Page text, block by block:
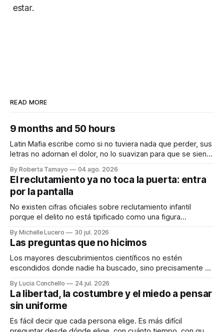
estar.
READ MORE
9 months and 50 hours
Latin Mafia escribe como si no tuviera nada que perder, sus
letras no adornan el dolor, no lo suavizan para que se sienta
Audiocolumna0:00/231.241× Hay proyectos que se
anuncian con meses de anticipación, con teasers
calculados, con campañas para crear expectativas
By Roberta Tamayo 04 ago. 2026
El reclutamiento ya no toca la puerta: entra
por la pantalla
No existen cifras oficiales sobre reclutamiento infantil
porque el delito no está tipificado como una figura
"hola". Así de simple, así de peligroso. Las recientes
desapariciones de adolescentes en Jalisco han vuelto a
encender una alerta que desde hace años
By Michelle Lucero 30 jul. 2026
Las preguntas que no hicimos
Los mayores descubrimientos científicos no estén
escondidos donde nadie ha buscado, sino precisamente en
explorados. Audiocolumna0:00/251.761× Lo femenino
como punto ciego en la ciencia La ciencia promete una
visión objetiva de la realidad. Creemos que avanza guiada
únicamente por la
By Lucia Conchello 24 jul. 2026
La libertad, la costumbre y el miedo a pensar
sin uniforme
Es fácil decir que cada persona elige. Es más difícil